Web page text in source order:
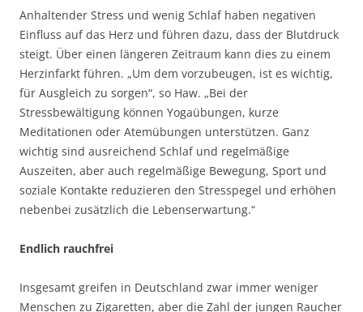
Anhaltender Stress und wenig Schlaf haben negativen
Einfluss auf das Herz und führen dazu, dass der Blutdruck
steigt. Über einen längeren Zeitraum kann dies zu einem
Herzinfarkt führen. „Um dem vorzubeugen, ist es wichtig,
für Ausgleich zu sorgen“, so Haw. „Bei der
Stressbewältigung können Yogaübungen, kurze
Meditationen oder Atemübungen unterstützen. Ganz
wichtig sind ausreichend Schlaf und regelmäßige
Auszeiten, aber auch regelmäßige Bewegung, Sport und
soziale Kontakte reduzieren den Stresspegel und erhöhen
nebenbei zusätzlich die Lebenserwartung.“
Endlich rauchfrei
Insgesamt greifen in Deutschland zwar immer weniger
Menschen zu Zigaretten, aber die Zahl der jungen Raucher